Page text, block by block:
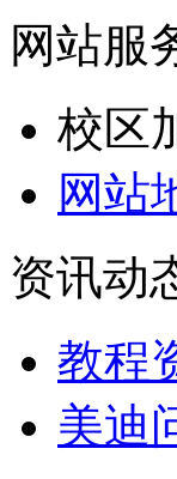
网站服
校区
网站
资讯动
教程
美迪